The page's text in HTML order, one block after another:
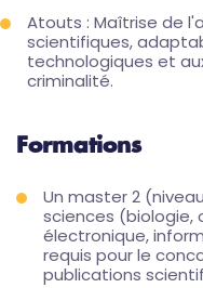
Atouts : Maîtrise de
scientifiques,
technologiques et
criminalité.
Formations
Un master 2
sciences (biologie,
électronique,
requis pour le
publications